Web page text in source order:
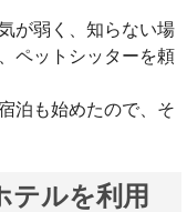
が弱く、知らない場
ペットシッターを頼
泊も始めたので、そ
テルを利用